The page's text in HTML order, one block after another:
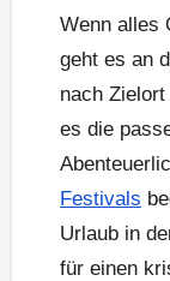
Wenn alles
geht es an
nach
es die
Festivals
Urlaub in
für einen